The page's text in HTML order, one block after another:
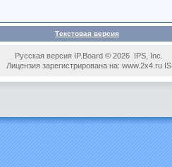
Текстовая версия
Русская версия IP.Board © 2026 IPS, Inc.
Лицензия зарегистрирована на: www.2x4.ru IS